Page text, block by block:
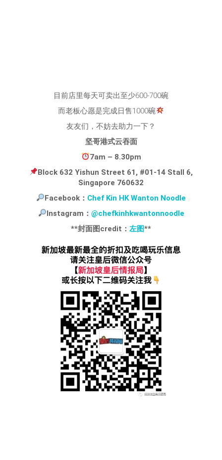
目前店里每天可卖出至少600-700碗
而老板心愿是完成日售1000碗
友友们，不妨去助力一下？
坚哥港式云吞面
7am – 8.30pm
Block 632 Yishun Street 61, #01-14 Stall 6,
Singapore 760632
Facebook： Chef Kin HK Wanton Noodle
Instagram： @chefkinhkwantonnoodle
**封面图credit： 左图**